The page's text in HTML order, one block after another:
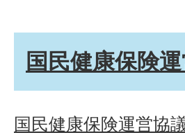
国民健康保険
国民健康保険運営協